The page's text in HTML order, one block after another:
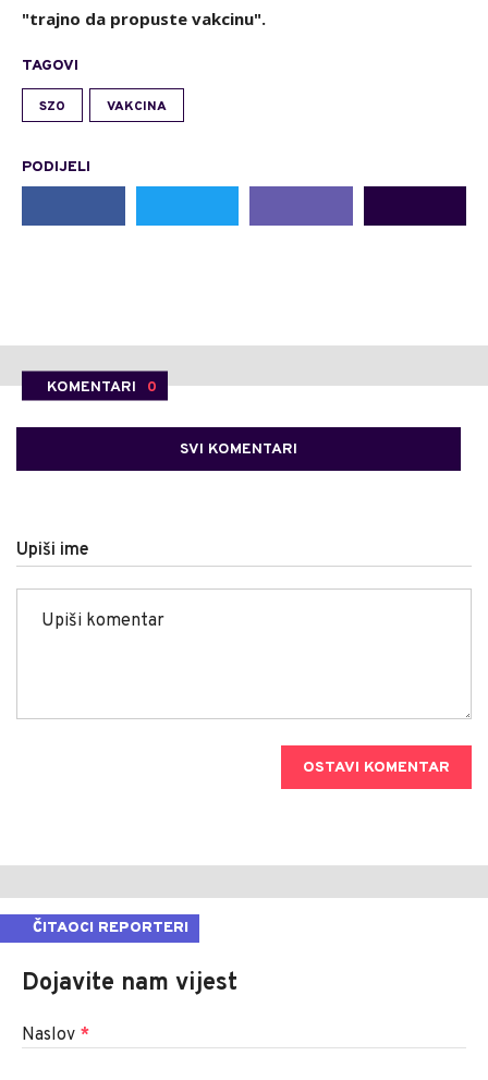
"trajno da propuste vakcinu".
TAGOVI
SZO VAKCINA
PODIJELI
KOMENTARI 0
SVI KOMENTARI
Upiši ime
OSTAVI KOMENTAR
ČITAOCI REPORTERI
Dojavite nam vijest
Naslov *